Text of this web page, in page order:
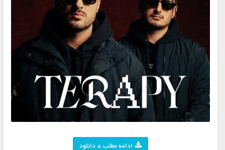
ادامه مطلب + دانلود